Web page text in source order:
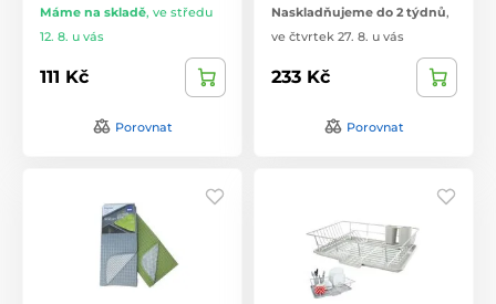
Máme na skladě, ve středu
12. 8. u vás
111 Kč
Porovnat
Naskladňujeme do 2 týdnů,
ve čtvrtek 27. 8. u vás
233 Kč
Porovnat